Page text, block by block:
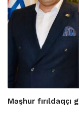
Məşhur fırıldaqçı